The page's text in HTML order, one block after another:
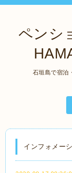
ペンシ
石垣島で宿泊
インフォメー